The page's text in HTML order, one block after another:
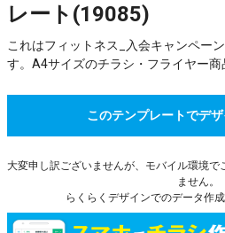
レート(19085)
これはフィットネス_入会キャンペー
す。A4サイズのチラシ・フライヤー商
このテンプレートでデ
大変申し訳ございませんが、モバイル環境で
ません。
らくらくデザインでのデータ作